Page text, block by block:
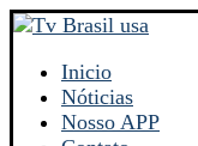
Inicio
Nóticias
Nosso APP